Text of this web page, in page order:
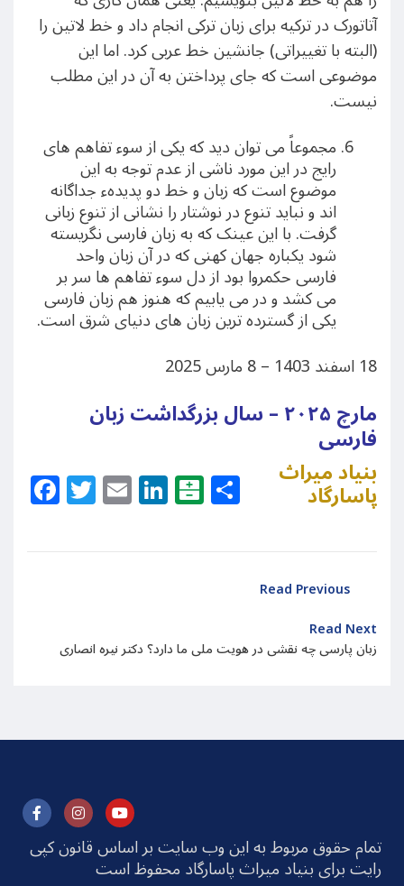
آتاتورک در ترکیه برای زبان ترکی انجام داد و خط لاتین را
(البته با تغییراتی) جانشین خط عربی کرد. اما این
موضوعی است که جای پرداختن به آن در این مطلب
نیست.
مجموعاً می توان دید که یکی از سوء تفاهم های
رایج در این مورد ناشی از عدم توجه به این
موضوع است که زبان و خط دو پدیدهء جداگانه
اند و نباید تنوع در نوشتار را نشانی از تنوع زبانی
گرفت. با این عینک که به زبان فارسی نگریسته
شود یکباره جهان کهنی که در آن زبان واحد
فارسی حکمروا بود از دل سوء تفاهم ها سر بر
می کشد و در می یابیم که هنوز هم زبان فارسی
یکی از گسترده ترین زبان های دنیای شرق است.
18 اسفند 1403 – 8 مارس 2025
مارچ ۲۰۲۵ – سال بزرگداشت زبان
فارسی
Facebook
Twitter
EmailLinkedIn
Balatarin
Share
بنیاد میراث
پاسارگاد
Read Previous
Read Next
زبان پارسی چه نقشی در هویت ملی ما دارد؟ دکتر نیره انصاری
تمام حقوق مربوط به این وب سایت بر اساس قانون کپی
رایت برای بنیاد میراث پاسارگاد محفوظ است